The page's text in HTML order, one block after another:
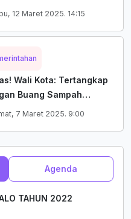
Jasa
12 Maret 2025. 14:15
Wali Kota: Tertangkap
Buang Sampah
di Kota Gorontalo
7 Maret 2025. 9:00
Agenda
TAHUN 2022